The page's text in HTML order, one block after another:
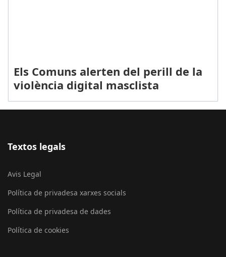
Els Comuns alerten del perill de la
violència digital masclista
Textos legals
Avis Legal
Política de privadesa xarxes socials
Política de privadesa de dades
Política de cookies